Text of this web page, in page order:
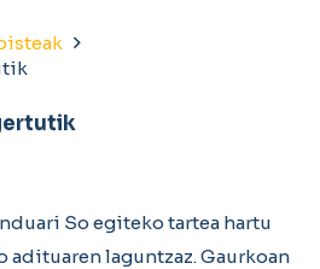
So egiteko tartea hartu
adituaren laguntzaz. Gaurkoan